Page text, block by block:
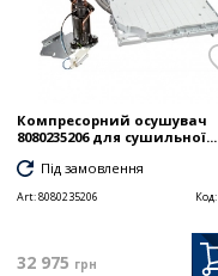
Компресорний осушувач
8080235206 для сушильної...
Під замовлення
Art:8080235206 Код:
32 975 грн